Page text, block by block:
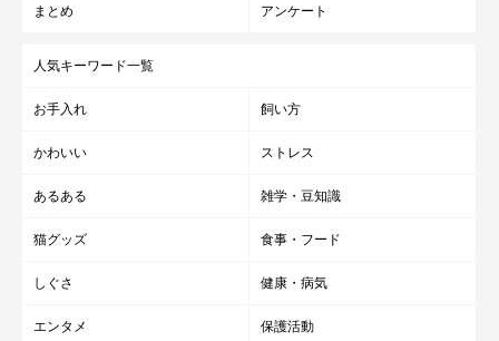
まとめ アンケート
人気キーワード一覧
お手入れ 飼い方
かわいい ストレス
あるある 雑学・豆知識
猫グッズ 食事・フード
しぐさ 健康・病気
エンタメ 保護活動